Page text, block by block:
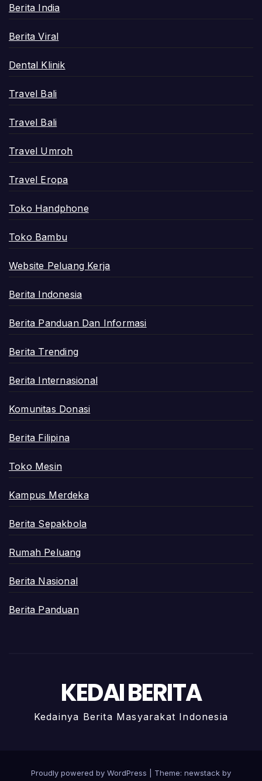
Berita India
Berita Viral
Dental Klinik
Travel Bali
Travel Bali
Travel Umroh
Travel Eropa
Toko Handphone
Toko Bambu
Website Peluang Kerja
Berita Indonesia
Berita Panduan Dan Informasi
Berita Trending
Berita Internasional
Komunitas Donasi
Berita Filipina
Toko Mesin
Kampus Merdeka
Berita Sepakbola
Rumah Peluang
Berita Nasional
Berita Panduan
KEDAI BERITA
Kedainya Berita Masyarakat Indonesia
Proudly powered by WordPress Theme: newstack by